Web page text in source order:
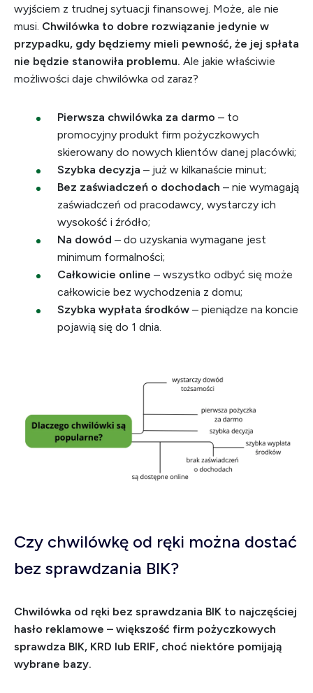
wyjściem z trudnej sytuacji finansowej. Może, ale nie
musi. Chwilówka to dobre rozwiązanie jedynie w
przypadku, gdy będziemy mieli pewność, że jej spłata
nie będzie stanowiła problemu. Ale jakie właściwie
możliwości daje chwilówka od zaraz?
Pierwsza chwilówka za darmo – to
promocyjny produkt firm pożyczkowych
skierowany do nowych klientów danej placówki;
Szybka decyzja – już w kilkanaście minut;
Bez zaświadczeń o dochodach – nie wymagają
zaświadczeń od pracodawcy, wystarczy ich
wysokość i źródło;
Na dowód – do uzyskania wymagane jest
minimum formalności;
Całkowicie online – wszystko odbyć się może
całkowicie bez wychodzenia z domu;
Szybka wypłata środków – pieniądze na koncie
pojawią się do 1 dnia.
Czy chwilówkę od ręki można dostać
bez sprawdzania BIK?
Chwilówka od ręki bez sprawdzania BIK to najczęściej
hasło reklamowe – większość firm pożyczkowych
sprawdza BIK, KRD lub ERIF, choć niektóre pomijają
wybrane bazy.